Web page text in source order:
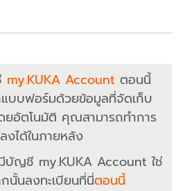
my.KUKA Account ตอนนี้
บบฟอร์มด้วยข้อมูลที่จัดเก็บ
อัตโนมัติ คุณสามารถทำการ
งได้ในภายหลัง
ญชี my.KUKA Account ใช่
นั้นลงทะเบียนที่นี่ตอนนี้